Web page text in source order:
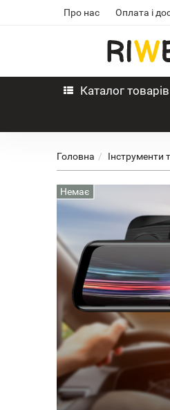
Про нас Оплата і
Каталог товарів
Головна Інструменти
Немає